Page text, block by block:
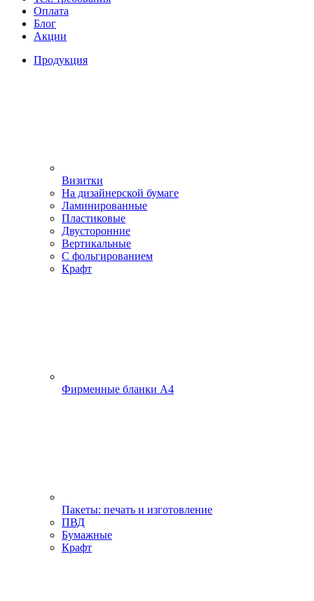
Оплата
Блог
Акции
Продукция
Визитки
На дизайнерской бумаге
Ламинированные
Пластиковые
Двусторонние
Вертикальные
С фольгированием
Крафт
Фирменные бланки А4
Пакеты: печать и изготовление
ПВД
Бумажные
Крафт